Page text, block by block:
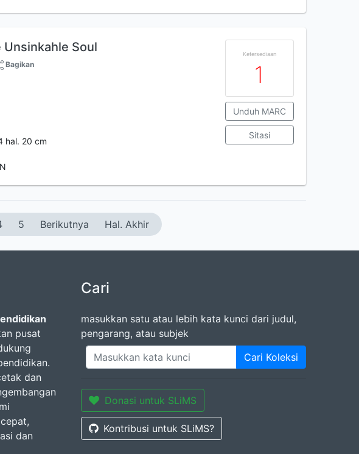
Soul
Bagikan
hal. 20 cm
Ketersediaan
1
Unduh MARC
Sitasi
5 Berikutnya Hal. Akhir
pusat
dan
dan
Cari
masukkan satu atau lebih kata kunci dari judul,
pengarang, atau subjek
Cari Koleksi
Donasi untuk SLiMS
Kontribusi untuk SLiMS?